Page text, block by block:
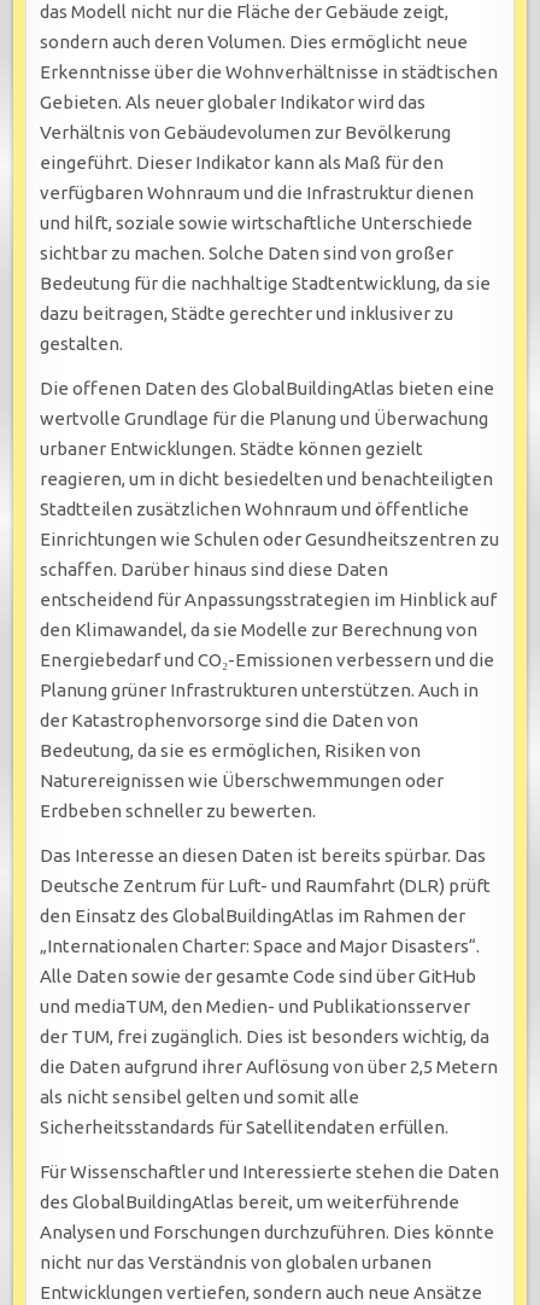
das Modell nicht nur die Fläche der Gebäude zeigt,
sondern auch deren Volumen. Dies ermöglicht neue
Erkenntnisse über die Wohnverhältnisse in städtischen
Gebieten. Als neuer globaler Indikator wird das
Verhältnis von Gebäudevolumen zur Bevölkerung
eingeführt. Dieser Indikator kann als Maß für den
verfügbaren Wohnraum und die Infrastruktur dienen
und hilft, soziale sowie wirtschaftliche Unterschiede
sichtbar zu machen. Solche Daten sind von großer
Bedeutung für die nachhaltige Stadtentwicklung, da sie
dazu beitragen, Städte gerechter und inklusiver zu
gestalten.
Die offenen Daten des GlobalBuildingAtlas bieten eine
wertvolle Grundlage für die Planung und Überwachung
urbaner Entwicklungen. Städte können gezielt
reagieren, um in dicht besiedelten und benachteiligten
Stadtteilen zusätzlichen Wohnraum und öffentliche
Einrichtungen wie Schulen oder Gesundheitszentren zu
schaffen. Darüber hinaus sind diese Daten
entscheidend für Anpassungsstrategien im Hinblick auf
den Klimawandel, da sie Modelle zur Berechnung von
Energiebedarf und CO₂-Emissionen verbessern und die
Planung grüner Infrastrukturen unterstützen. Auch in
der Katastrophenvorsorge sind die Daten von
Bedeutung, da sie es ermöglichen, Risiken von
Naturereignissen wie Überschwemmungen oder
Erdbeben schneller zu bewerten.
Das Interesse an diesen Daten ist bereits spürbar. Das
Deutsche Zentrum für Luft- und Raumfahrt (DLR) prüft
den Einsatz des GlobalBuildingAtlas im Rahmen der
„Internationalen Charter: Space and Major Disasters“.
Alle Daten sowie der gesamte Code sind über GitHub
und mediaTUM, den Medien- und Publikationsserver
der TUM, frei zugänglich. Dies ist besonders wichtig, da
die Daten aufgrund ihrer Auflösung von über 2,5 Metern
als nicht sensibel gelten und somit alle
Sicherheitsstandards für Satellitendaten erfüllen.
Für Wissenschaftler und Interessierte stehen die Daten
des GlobalBuildingAtlas bereit, um weiterführende
Analysen und Forschungen durchzuführen. Dies könnte
nicht nur das Verständnis von globalen urbanen
Entwicklungen vertiefen, sondern auch neue Ansätze